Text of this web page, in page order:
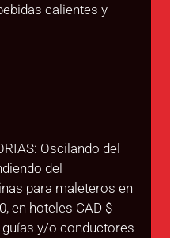
calientes y
Oscilando del
del
para maleteros en
en hoteles CAD $
guías y/o conductores